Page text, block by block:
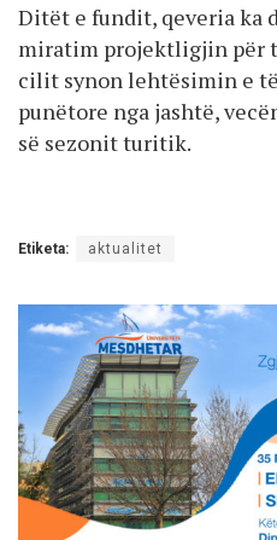
Ditët e fundit, qeveria ka
miratim projektligjin për
cilit synon lehtësimin e
punëtore nga jashtë,
së sezonit turitik.
Etiketa: aktualitet